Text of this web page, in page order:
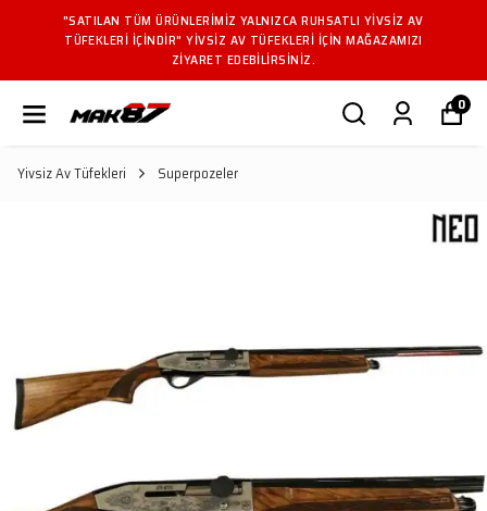
"SATILAN TÜM ÜRÜNLERIMIZ YALNIZCA RUHSATLI YIVSIZ AV
TÜFEKLERI IÇINDIR" YIVSIZ AV TÜFEKLERI IÇIN MAĞAZAMIZI
ZIYARET EDEBILIRSINIZ.
0
Yivsiz Av Tüfekleri Superpozeler